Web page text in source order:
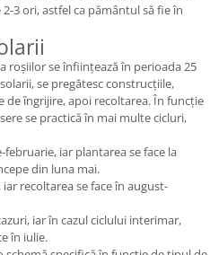
3 ori, astfel ca pământul să fie în
roșiilor se înființează în perioada 25
se pregătesc construcțiile,
de îngrijire, apoi recoltarea. În funcție
se practică în mai multe cicluri,
februarie, iar plantarea se face la
din luna mai.
recoltarea se face în august-
iar în cazul ciclului interimar,
în iulie.